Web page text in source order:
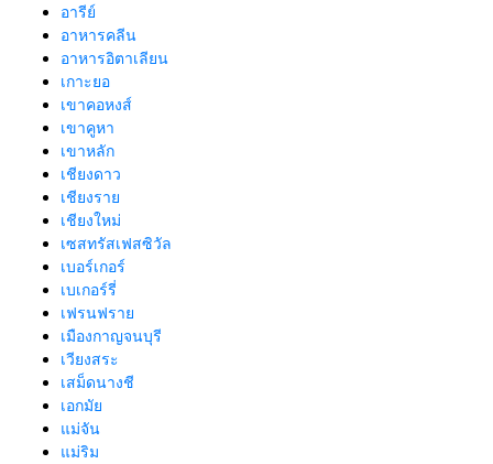
อารีย์
อาหารคลีน
อาหารอิตาเลียน
เกาะยอ
เขาคอหงส์
เขาคูหา
เขาหลัก
เชียงดาว
เชียงราย
เชียงใหม่
เซสทรัสเฟสซิวัล
เบอร์เกอร์
เบเกอร์รี่
เฟรนฟราย
เมืองกาญจนบุรี
เวียงสระ
เสม็ดนางชี
เอกมัย
แม่จัน
แม่ริม